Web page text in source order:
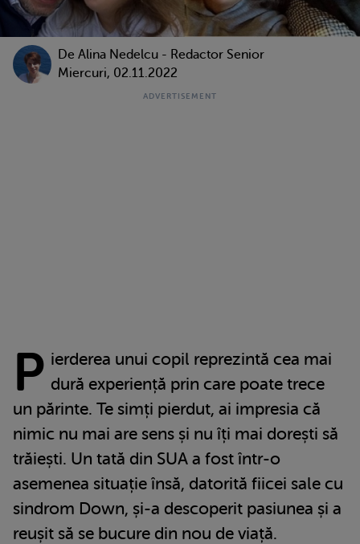
De Alina Nedelcu - Redactor Senior
Miercuri, 02.11.2022
P ierderea unui copil reprezintă cea mai
dură experiență prin care poate trece
un părinte. Te simți pierdut, ai impresia că
nimic nu mai are sens și nu îți mai dorești să
trăiești. Un tată din SUA a fost într-o
asemenea situație însă, datorită fiicei sale cu
sindrom Down, și-a descoperit pasiunea și a
reușit să se bucure din nou de viață.